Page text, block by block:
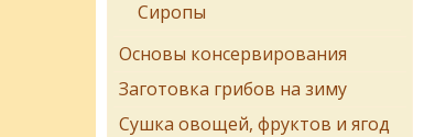
Сиропы
Основы консервирования
Заготовка грибов на зиму
Сушка овощей, фруктов и ягод